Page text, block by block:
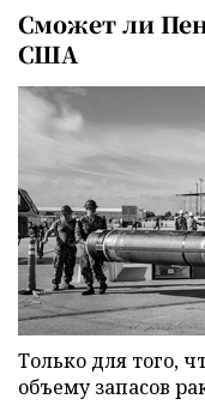
Сможет ли
США
Только для того,
объему запасов